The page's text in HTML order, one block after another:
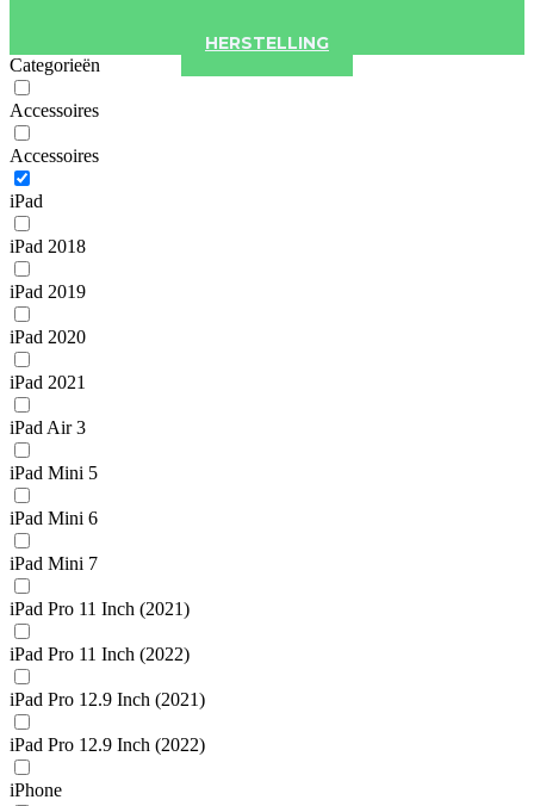
HERSTELLING
Categorieën
Accessoires
Accessoires
iPad
iPad 2018
iPad 2019
iPad 2020
iPad 2021
iPad Air 3
iPad Mini 5
iPad Mini 6
iPad Mini 7
iPad Pro 11 Inch (2021)
iPad Pro 11 Inch (2022)
iPad Pro 12.9 Inch (2021)
iPad Pro 12.9 Inch (2022)
iPhone